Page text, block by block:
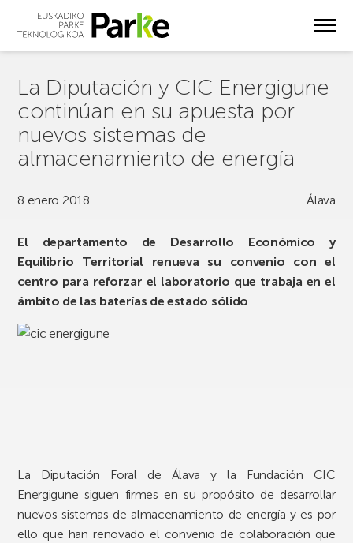
La Diputación y CIC Energigune
continúan en su apuesta por
nuevos sistemas de
almacenamiento de energía
8 enero 2018 Álava
El departamento de Desarrollo Económico y
Equilibrio Territorial renueva su convenio con el
centro para reforzar el laboratorio que trabaja en el
ámbito de las baterías de estado sólido
La Diputación Foral de Álava y la Fundación CIC
Energigune siguen firmes en su propósito de desarrollar
nuevos sistemas de almacenamiento de energía y es por
ello que han renovado el convenio de colaboración que